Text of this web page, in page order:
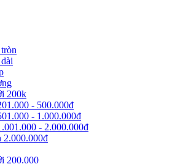
200k
- 500.000đ
- 1.000.000đ
- 2.000.000đ
2.000.000đ
200.000